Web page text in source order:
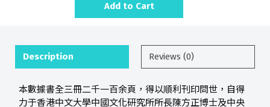
Add to Cart
Description Reviews (0)
本數據書全三冊二千一百余頁，得以順利刊印問世，自得
力于香港中文大學中國文化研究所所長陳方正博士及中央